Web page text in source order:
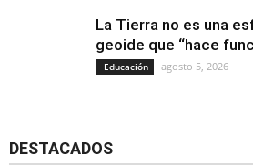
La Tierra no es una
geoide que “hace
Educación agosto 5, 2026
DESTACADOS